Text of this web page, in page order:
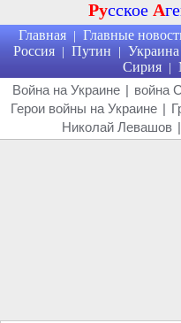
Русское А
Главная | Главные
Россия | Путин | Украина
Сирия |
Война на Украине | война
Герои войны на Украине |
Николай Левашов |